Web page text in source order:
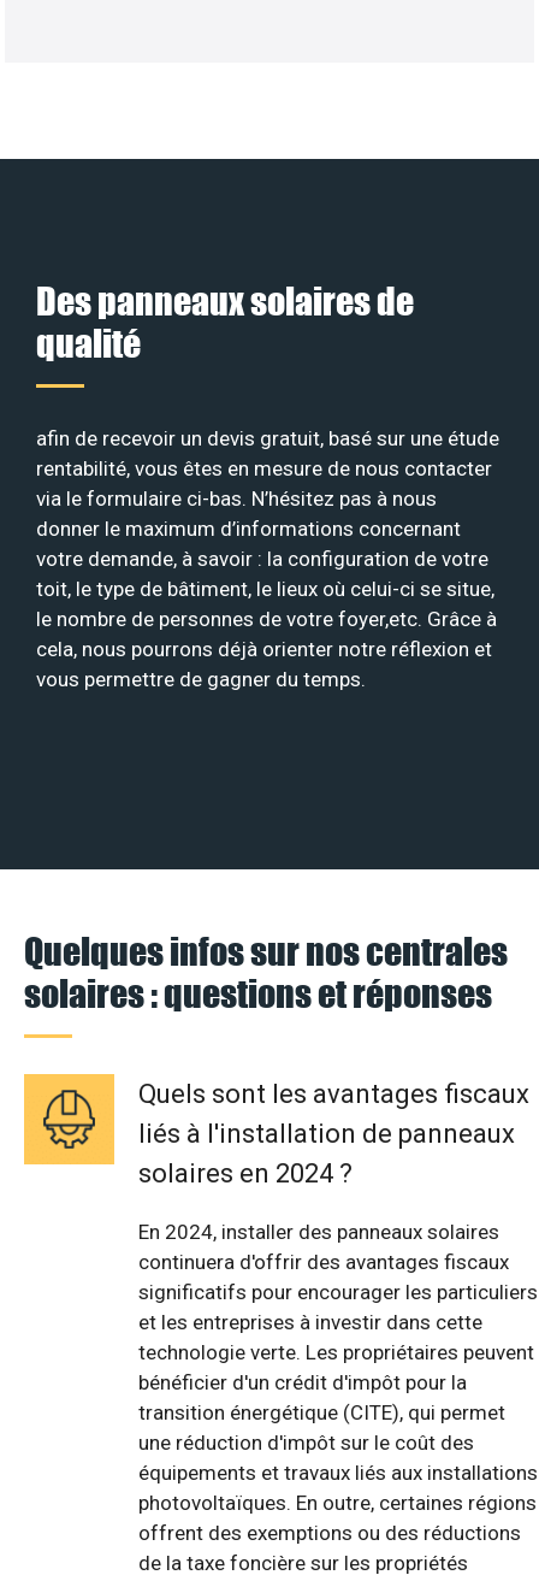
Des panneaux solaires de
qualité
afin de recevoir un devis gratuit, basé sur une étude
rentabilité, vous êtes en mesure de nous contacter
via le formulaire ci-bas. N’hésitez pas à nous
donner le maximum d’informations concernant
votre demande, à savoir : la configuration de votre
toit, le type de bâtiment, le lieux où celui-ci se situe,
le nombre de personnes de votre foyer,etc. Grâce à
cela, nous pourrons déjà orienter notre réflexion et
vous permettre de gagner du temps.
Quelques infos sur nos centrales
solaires : questions et réponses
Quels sont les avantages fiscaux
liés à l'installation de panneaux
solaires en 2024 ?
En 2024, installer des panneaux solaires
continuera d'offrir des avantages fiscaux
significatifs pour encourager les particuliers
et les entreprises à investir dans cette
technologie verte. Les propriétaires peuvent
bénéficier d'un crédit d'impôt pour la
transition énergétique (CITE), qui permet
une réduction d'impôt sur le coût des
équipements et travaux liés aux installations
photovoltaïques. En outre, certaines régions
offrent des exemptions ou des réductions
de la taxe foncière sur les propriétés